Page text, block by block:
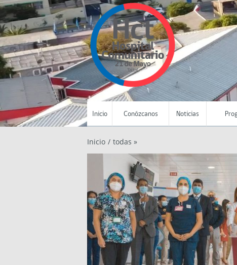
Inicio Conózcanos Noticias
Inicio / todas »